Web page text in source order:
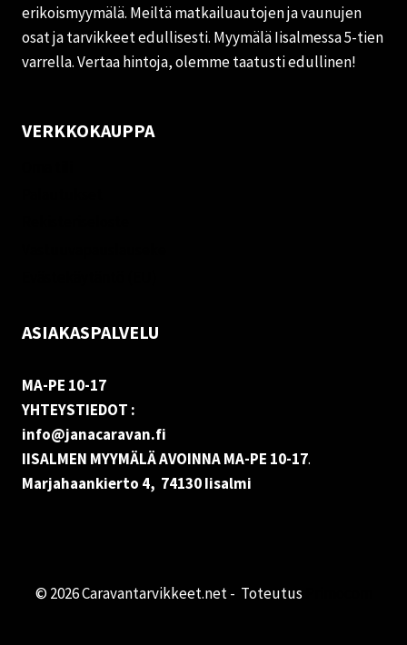
erikoismyymälä. Meiltä matkailuautojen ja vaunujen
osat ja tarvikkeet edullisesti. Myymälä Iisalmessa 5-tien
varrella. Vertaa hintoja, olemme taatusti edullinen!
VERKKOKAUPPA
ASIAKASPALVELU
MA-PE 10-17
YHTEYSTIEDOT :
info@janacaravan.fi
IISALMEN MYYMÄLÄ AVOINNA MA-PE 10-17.
Marjahaankierto 4, 74130 Iisalmi
© 2026 Caravantarvikkeet.net - Toteutus